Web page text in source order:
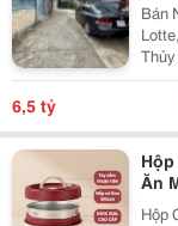
Bán
Lotte,
6,5 tỷ
Ăn
Hộp